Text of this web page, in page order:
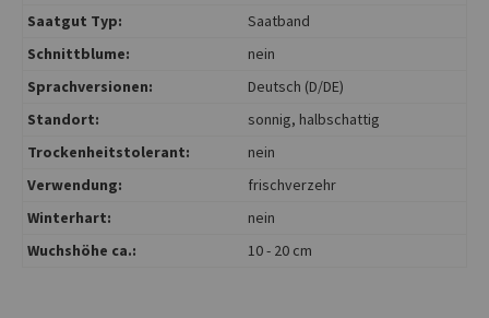
Saatgut Typ:
Saatband
Schnittblume:
nein
Sprachversionen:
Deutsch (D/DE)
Standort:
sonnig, halbschattig
Trockenheitstolerant:
nein
Verwendung:
frischverzehr
Winterhart:
nein
Wuchshöhe ca.:
10 - 20 cm